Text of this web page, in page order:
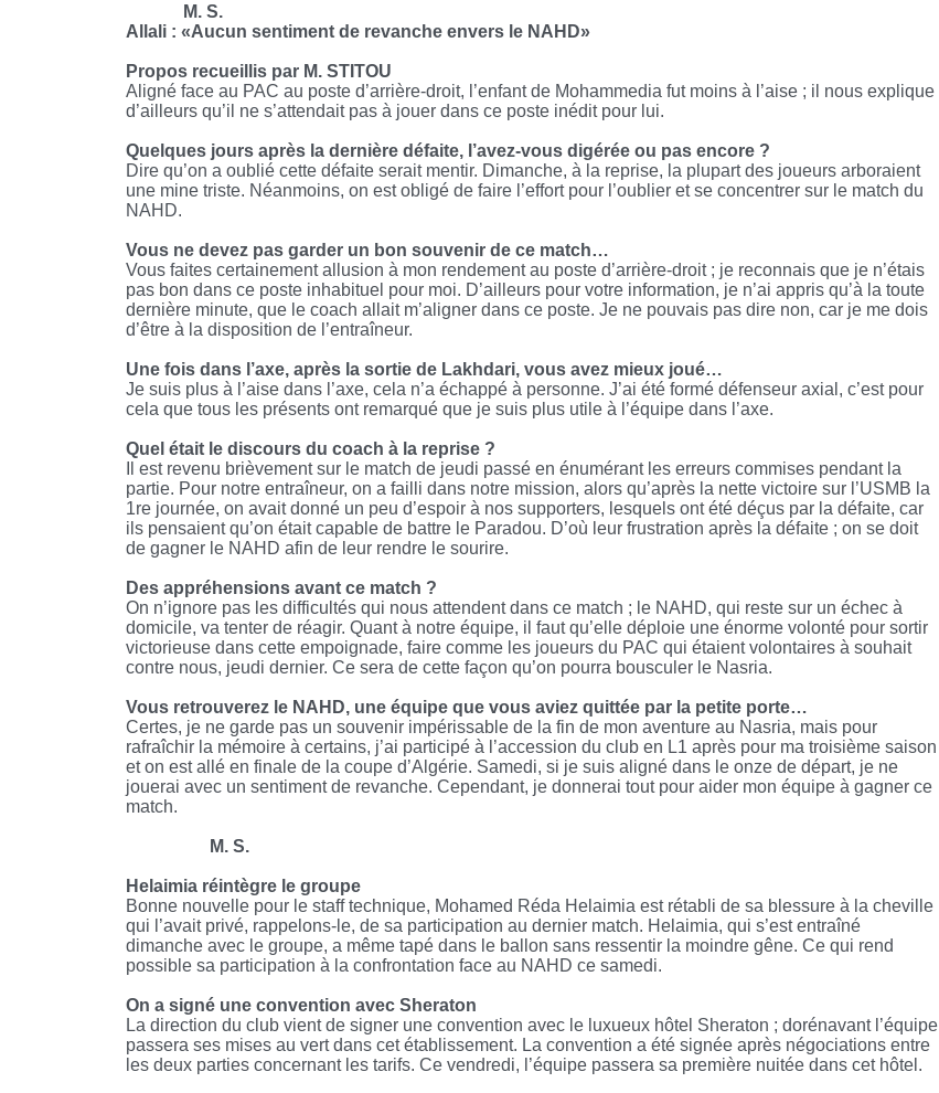
M. S.
Allali : «Aucun sentiment de revanche envers le NAHD»
Propos recueillis par M. STITOU
Aligné face au PAC au poste d’arrière-droit, l’enfant de Mohammedia fut moins à l’aise ; il nous explique
d’ailleurs qu’il ne s’attendait pas à jouer dans ce poste inédit pour lui.
Quelques jours après la dernière défaite, l’avez-vous digérée ou pas encore ?
Dire qu’on a oublié cette défaite serait mentir. Dimanche, à la reprise, la plupart des joueurs arboraient
une mine triste. Néanmoins, on est obligé de faire l’effort pour l’oublier et se concentrer sur le match du
NAHD.
Vous ne devez pas garder un bon souvenir de ce match…
Vous faites certainement allusion à mon rendement au poste d’arrière-droit ; je reconnais que je n’étais
pas bon dans ce poste inhabituel pour moi. D’ailleurs pour votre information, je n’ai appris qu’à la toute
dernière minute, que le coach allait m’aligner dans ce poste. Je ne pouvais pas dire non, car je me dois
d’être à la disposition de l’entraîneur.
Une fois dans l’axe, après la sortie de Lakhdari, vous avez mieux joué…
Je suis plus à l’aise dans l’axe, cela n’a échappé à personne. J’ai été formé défenseur axial, c’est pour
cela que tous les présents ont remarqué que je suis plus utile à l’équipe dans l’axe.
Quel était le discours du coach à la reprise ?
Il est revenu brièvement sur le match de jeudi passé en énumérant les erreurs commises pendant la
partie. Pour notre entraîneur, on a failli dans notre mission, alors qu’après la nette victoire sur l’USMB la
1re journée, on avait donné un peu d’espoir à nos supporters, lesquels ont été déçus par la défaite, car
ils pensaient qu’on était capable de battre le Paradou. D’où leur frustration après la défaite ; on se doit
de gagner le NAHD afin de leur rendre le sourire.
Des appréhensions avant ce match ?
On n’ignore pas les difficultés qui nous attendent dans ce match ; le NAHD, qui reste sur un échec à
domicile, va tenter de réagir. Quant à notre équipe, il faut qu’elle déploie une énorme volonté pour sortir
victorieuse dans cette empoignade, faire comme les joueurs du PAC qui étaient volontaires à souhait
contre nous, jeudi dernier. Ce sera de cette façon qu’on pourra bousculer le Nasria.
Vous retrouverez le NAHD, une équipe que vous aviez quittée par la petite porte…
Certes, je ne garde pas un souvenir impérissable de la fin de mon aventure au Nasria, mais pour
rafraîchir la mémoire à certains, j’ai participé à l’accession du club en L1 après pour ma troisième saison
et on est allé en finale de la coupe d’Algérie. Samedi, si je suis aligné dans le onze de départ, je ne
jouerai avec un sentiment de revanche. Cependant, je donnerai tout pour aider mon équipe à gagner ce
match.
M. S.
Helaimia réintègre le groupe
Bonne nouvelle pour le staff technique, Mohamed Réda Helaimia est rétabli de sa blessure à la cheville
qui l’avait privé, rappelons-le, de sa participation au dernier match. Helaimia, qui s’est entraîné
dimanche avec le groupe, a même tapé dans le ballon sans ressentir la moindre gêne. Ce qui rend
possible sa participation à la confrontation face au NAHD ce samedi.
On a signé une convention avec Sheraton
La direction du club vient de signer une convention avec le luxueux hôtel Sheraton ; dorénavant l’équipe
passera ses mises au vert dans cet établissement. La convention a été signée après négociations entre
les deux parties concernant les tarifs. Ce vendredi, l’équipe passera sa première nuitée dans cet hôtel.